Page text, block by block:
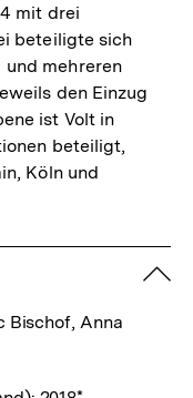
mit drei
beteiligte sich
und mehreren
den Einzug
ist Volt in
beteiligt,
Köln und
Bischof, Anna